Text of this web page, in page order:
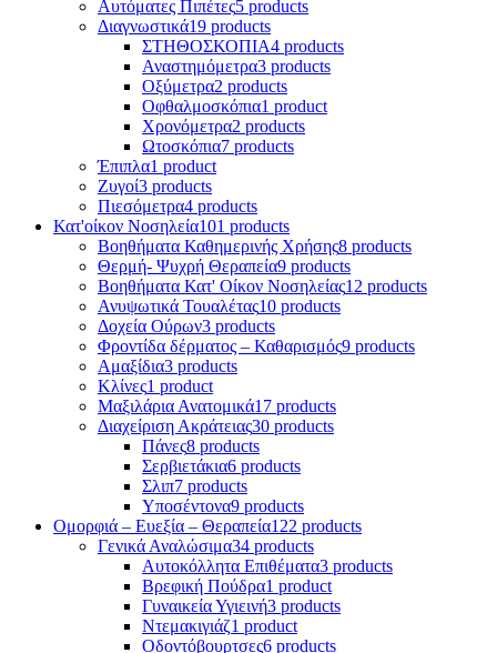
Αυτόματες Πιπέτες5 products
Διαγνωστικά19 products
ΣΤΗΘΟΣΚΟΠΙΑ4 products
Αναστημόμετρα3 products
Οξύμετρα2 products
Οφθαλμοσκόπια1 product
Χρονόμετρα2 products
Ωτοσκόπια7 products
Έπιπλα1 product
Ζυγοί3 products
Πιεσόμετρα4 products
Κατ'οίκον Νοσηλεία101 products
Βοηθήματα Καθημερινής Χρήσης8 products
Θερμή- Ψυχρή Θεραπεία9 products
Βοηθήματα Κατ' Οίκον Νοσηλείας12 products
Ανυψωτικά Τουαλέτας10 products
Δοχεία Ούρων3 products
Φροντίδα δέρματος – Καθαρισμός9 products
Αμαξίδια3 products
Κλίνες1 product
Μαξιλάρια Ανατομικά17 products
Διαχείριση Ακράτειας30 products
Πάνες8 products
Σερβιετάκια6 products
Σλιπ7 products
Υποσέντονα9 products
Ομορφιά – Ευεξία – Θεραπεία122 products
Γενικά Αναλώσιμα34 products
Αυτοκόλλητα Επιθέματα3 products
Βρεφική Πούδρα1 product
Γυναικεία Υγιεινή3 products
Ντεμακιγιάζ1 product
Οδοντόβουρτσες6 products